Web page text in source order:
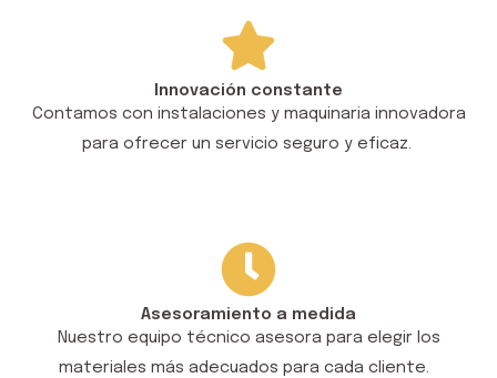
Innovación constante
Contamos con instalaciones y maquinaria innovadora
para ofrecer un servicio seguro y eficaz.
Asesoramiento a medida
Nuestro equipo técnico asesora para elegir los
materiales más adecuados para cada cliente.